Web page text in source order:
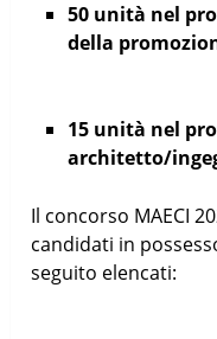
50 unità nel
della
15 unità nel
architetto/
Il concorso MAECI
candidati in
seguito elencati: